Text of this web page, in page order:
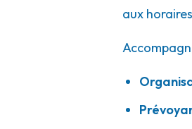
aux